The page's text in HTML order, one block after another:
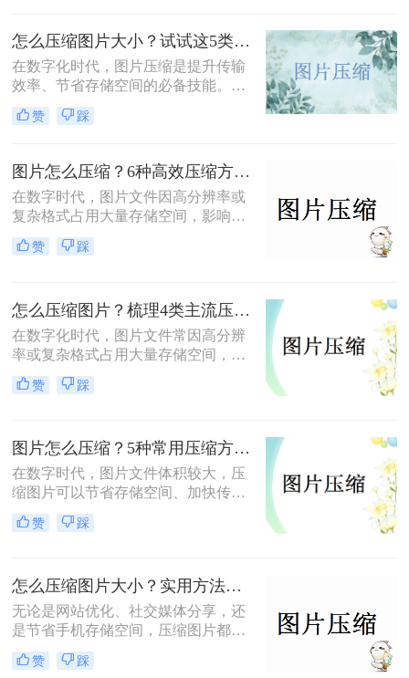
费压缩是一项不可或缺的技能。本文
将介绍两种简单易用的图片压缩方
法。
怎么压缩图片大小？试试这5类主流压缩方法！
在数字化时代，图片压缩是提升传输
效率、节省存储空间的必备技能。那
么怎么压缩图片大小呢？本文系统梳
理了 5 类主流压缩方法，助你高效平
赞 踩
图片怎么压缩？6种高效压缩方法分享！
在数字时代，图片文件因高分辨率或
复杂格式占用大量存储空间，影响传
输和加载速度。那么图片怎么压缩
呢？本文总结了6种高效压缩方法，
赞 踩
怎么压缩图片？梳理4类主流压缩方法！
在数字化时代，图片文件常因高分辨
率或复杂格式占用大量存储空间，影
响传输和加载速度。掌握高效压缩方
法不仅能节省空间，还能提升用户体
平衡画质与体积。
赞 踩
图片怎么压缩？5种常用压缩方法详解！
在数字时代，图片文件体积较大，压
缩图片可以节省存储空间、加快传输
速度或适应社交媒体、邮件等平台的
文件大小限制。那么图片怎么压缩
赞 踩
怎么压缩图片大小？实用方法分享（覆盖6种场景+参数优化+避坑技巧）！
无论是网站优化、社交媒体分享，还
是节省手机存储空间，压缩图片都是
刚需。那么怎么压缩图片大小呢？本
文从零基础小白到技术开发者，系统
赞 踩